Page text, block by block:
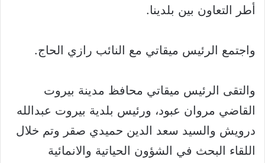
أطر التعاون بين بلدينا.
واجتمع الرئيس ميقاتي مع النائب رازي الحاج.
والتقى الرئيس ميقاتي محافظ مدينة بيروت
القاضي مروان عبود، ورئيس بلدية بيروت عبدالله
درويش والسيد سعد الدين حميدي صقر وتم خلال
اللقاء البحث في الشؤون الحياتية والانمائية